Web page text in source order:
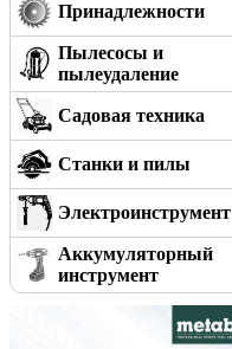
Принадлежности
Пылесосы и
пылеудаление
Садовая техника
Станки и пилы
Электроинструмент
Аккумуляторный
инструмент